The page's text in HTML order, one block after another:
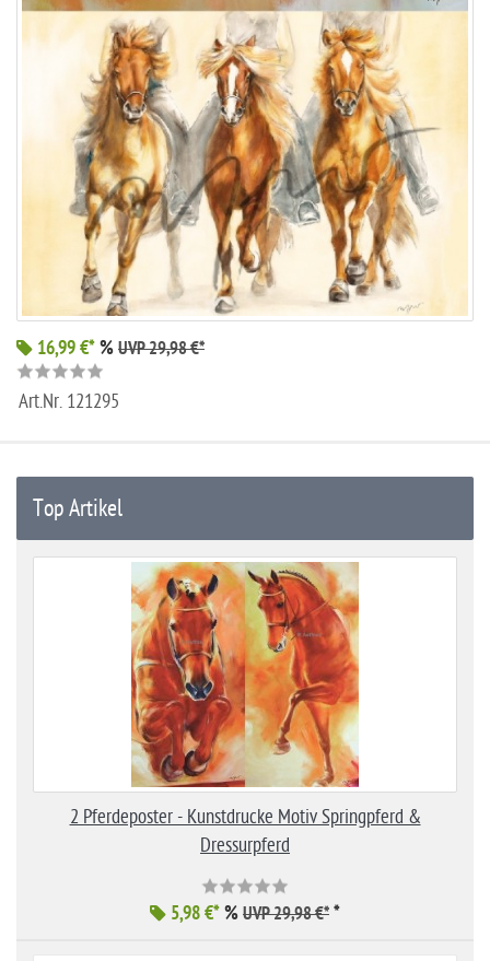
16,99 €*% UVP 29,98 €*
Art.Nr. 121295
Top Artikel
2 Pferdeposter - Kunstdrucke Motiv Springpferd &
Dressurpferd
5,98 €*% UVP 29,98 €* *